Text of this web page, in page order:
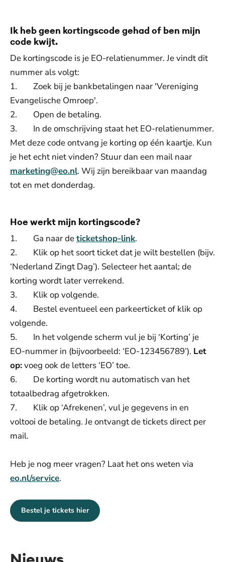
Ik heb geen kortingscode gehad of ben mijn
code kwijt.
De kortingscode is je EO-relatienummer. Je vindt dit
nummer als volgt:
1. Zoek bij je bankbetalingen naar 'Vereniging
Evangelische Omroep'.
2. Open de betaling.
3. In de omschrijving staat het EO-relatienummer.
Met deze code ontvang je korting op één kaartje. Kun
je het echt niet vinden? Stuur dan een mail naar
marketing@eo.nl. Wij zijn bereikbaar van maandag
tot en met donderdag.
Hoe werkt mijn kortingscode?
1. Ga naar deticketshop-link.
2. Klik op het soort ticket dat je wilt bestellen (bijv.
‘Nederland Zingt Dag’). Selecteer het aantal; de
korting wordt later verrekend.
3. Klik op volgende.
4. Bestel eventueel een parkeerticket of klik op
volgende.
5. In het volgende scherm vul je bij ‘Korting’ je
EO-nummer in (bijvoorbeeld: ‘EO-123456789’). Let
op:voeg ook de letters ‘EO’ toe.
6. De korting wordt nu automatisch van het
totaalbedrag afgetrokken.
7. Klik op ‘Afrekenen’, vul je gegevens in en
voltooi de betaling. Je ontvangt de tickets direct per
mail.
Heb je nog meer vragen? Laat het ons weten via
eo.nl/service.
Bestel je tickets hier